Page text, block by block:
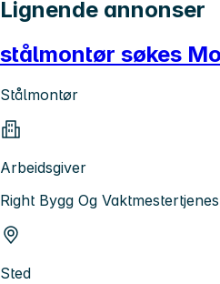
Lignende annonser
stålmontør søkes
Stålmontør
Arbeidsgiver
Right Bygg Og
Sted